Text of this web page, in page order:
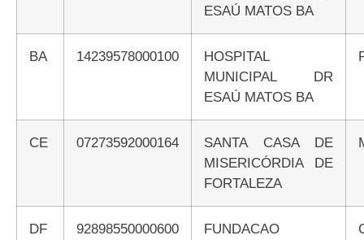
ESAÚ MATOS BA
BA 14239578000100
HOSPITAL
MUNICIPAL DR
ESAÚ MATOS BA
CE 07273592000164
SANTA CASA DE
MISERICÓRDIA DE
FORTALEZA
DF 92898550000600
FUNDACAO